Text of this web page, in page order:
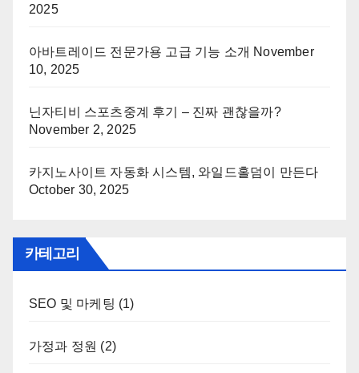
2025
아바트레이드 전문가용 고급 기능 소개 November
10, 2025
닌자티비 스포츠중계 후기 – 진짜 괜찮을까?
November 2, 2025
카지노사이트 자동화 시스템, 와일드홀덤이 만든다
October 30, 2025
카테고리
SEO 및 마케팅 (1)
가정과 정원 (2)